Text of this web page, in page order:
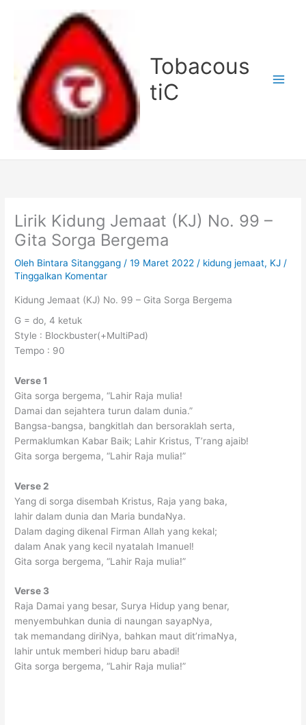
Tobacous
tiC
Lirik Kidung Jemaat (KJ) No. 99 –
Gita Sorga Bergema
Oleh Bintara Sitanggang /19 Maret 2022 / kidung jemaat, KJ /
Tinggalkan Komentar
Kidung Jemaat (KJ) No. 99 – Gita Sorga Bergema
G = do, 4 ketuk
Style : Blockbuster(+MultiPad)
Tempo : 90
Verse 1
Gita sorga bergema, “Lahir Raja mulia!
Damai dan sejahtera turun dalam dunia.”
Bangsa-bangsa, bangkitlah dan bersoraklah serta,
Permaklumkan Kabar Baik; Lahir Kristus, T’rang ajaib!
Gita sorga bergema, “Lahir Raja mulia!”
Verse 2
Yang di sorga disembah Kristus, Raja yang baka,
lahir dalam dunia dan Maria bundaNya.
Dalam daging dikenal Firman Allah yang kekal;
dalam Anak yang kecil nyatalah Imanuel!
Gita sorga bergema, “Lahir Raja mulia!”
Verse 3
Raja Damai yang besar, Surya Hidup yang benar,
menyembuhkan dunia di naungan sayapNya,
tak memandang diriNya, bahkan maut dit’rimaNya,
lahir untuk memberi hidup baru abadi!
Gita sorga bergema, “Lahir Raja mulia!”